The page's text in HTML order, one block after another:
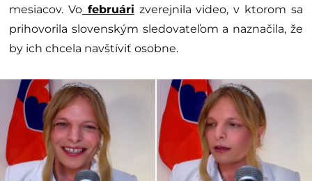
mesiacov. Vofebruári zverejnila video, v ktorom sa
prihovorila slovenským sledovateľom a naznačila, že
by ich chcela navštíviť osobne.